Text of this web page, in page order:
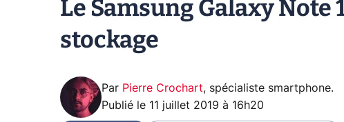
Le Samsung Galaxy Note
stockage
Par Pierre Crochart, spécialiste smartphone.
Publié le 11 juillet 2019 à 16h20